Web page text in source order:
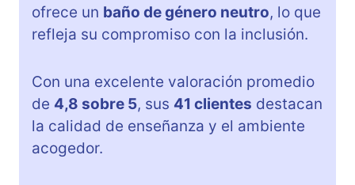
ofrece un baño de género neutro, lo que
refleja su compromiso con la inclusión.
Con una excelente valoración promedio
de 4,8 sobre 5, sus 41 clientes destacan
la calidad de enseñanza y el ambiente
acogedor.